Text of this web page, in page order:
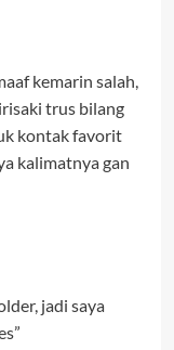
kemarin salah,
trus bilang
kontak favorit
kalimatnya gan
jadi saya